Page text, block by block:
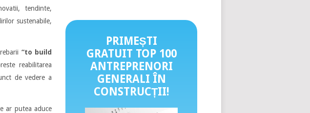
tendinte,
sustenabile,
“to build
reabilitarea
de vedere a
ar putea aduce
PRIMEȘTI
GRATUIT TOP 100
ANTREPRENORI
GENERALI ÎN
CONSTRUCȚII!